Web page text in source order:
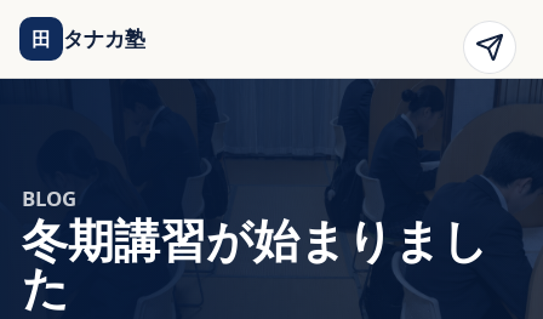
田 タナカ塾
BLOG
冬期講習が始まりまし
た